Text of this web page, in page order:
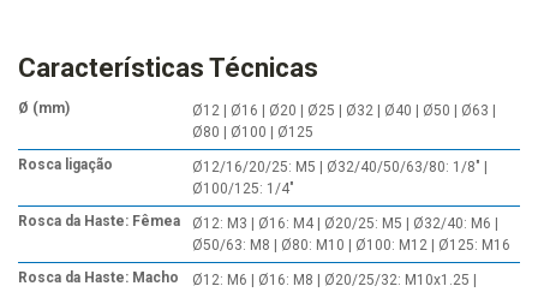
Características Técnicas
Ø (mm)
Ø12 | Ø16 | Ø20 | Ø25 | Ø32 | Ø40 | Ø50 | Ø63 |
Ø80 | Ø100 | Ø125
Rosca ligação
Ø12/16/20/25: M5 | Ø32/40/50/63/80: 1/8" |
Ø100/125: 1/4"
Rosca da Haste: Fêmea
Ø12: M3 | Ø16: M4 | Ø20/25: M5 | Ø32/40: M6 |
Ø50/63: M8 | Ø80: M10 | Ø100: M12 | Ø125: M16
Rosca da Haste: Macho
Ø12: M6 | Ø16: M8 | Ø20/25/32: M10x1.25 |